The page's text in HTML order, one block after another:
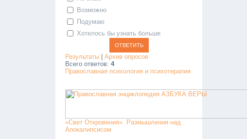
Возможно
Подумаю
Хотелось бы узнать больше
Результаты |Архив опросов
Всего ответов:4
Православная психология и психотерапия
«Свет Откровения». Размышления над
Апокалипсисом